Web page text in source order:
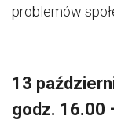
problemów
13
godz. 16.00